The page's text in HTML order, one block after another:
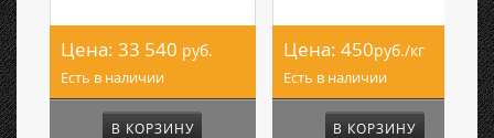
Цена: 33 540 руб.
Есть в наличии
В КОРЗИНУ
Цена: 450руб./кг
Есть в наличии
В КОРЗИНУ